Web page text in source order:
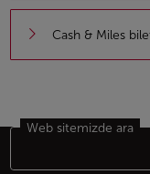
Cash & Miles
Altbilgi
Web sitemizde ara